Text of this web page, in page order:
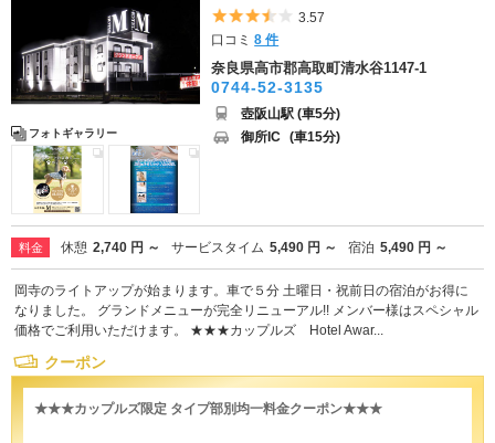
フォトギャラリー
5つ星のうち3.5
3.57
口コミ8 件
奈良県高市郡高取町清水谷1147-1
0744-52-3135
壺阪山駅 (車5分)
御所IC (車15分)
料金 休憩 2,740 円 ～ サービスタイム 5,490 円 ～ 宿泊 5,490 円 ～
岡寺のライトアップが始まります。車で５分 土曜日・祝前日の宿泊がお得に
なりました。 グランドメニューが完全リニューアル!! メンバー様はスペシャル
価格でご利用いただけます。 ★★★カップルズ Hotel Awar...
クーポン
★★★カップルズ限定 タイプ部別均一料金クーポン★★★